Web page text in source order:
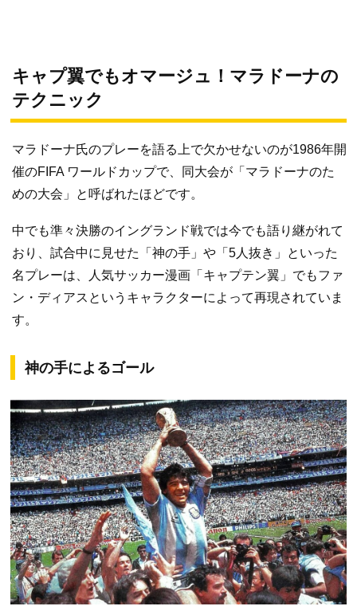
キャプ翼でもオマージュ！マラドーナの
テクニック
マラドーナ氏のプレーを語る上で欠かせないのが1986年開
催のFIFA ワールドカップで、同大会が「マラドーナのた
めの大会」と呼ばれたほどです。
中でも準々決勝のイングランド戦では今でも語り継がれて
おり、試合中に見せた「神の手」や「5人抜き」といった
名プレーは、人気サッカー漫画「キャプテン翼」でもファ
ン・ディアスというキャラクターによって再現されていま
す。
神の手によるゴール